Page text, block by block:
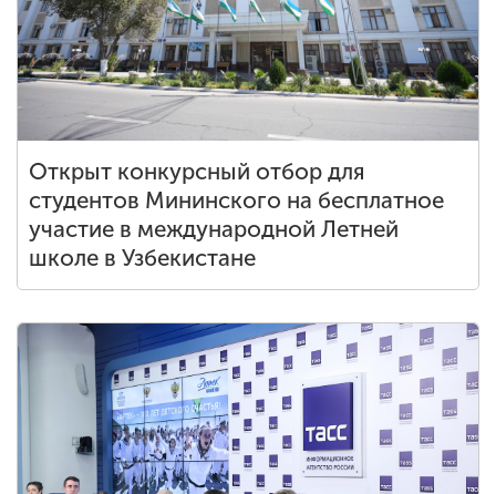
Открыт конкурсный отбор для
студентов Мининского на бесплатное
участие в международной Летней
школе в Узбекистане